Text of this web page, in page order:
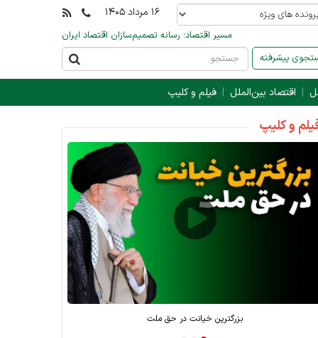
۱۶ مرداد ۱۴۰۵
مسیر اقتصاد؛ رسانه تصمیم‌سازان اقتصاد ایران
پیشرفته
اقتصاد بین‌الملل فیلم و کلیپ
و کلیپ
بازسازی بعد از جنگ؛ کارویژه بانک توسعه